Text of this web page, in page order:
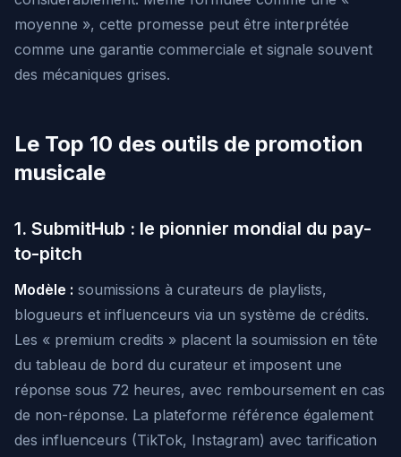
moyenne », cette promesse peut être interprétée
comme une garantie commerciale et signale souvent
des mécaniques grises.
Le Top 10 des outils de promotion
musicale
1. SubmitHub : le pionnier mondial du pay-
to-pitch
Modèle : soumissions à curateurs de playlists,
blogueurs et influenceurs via un système de crédits.
Les « premium credits » placent la soumission en tête
du tableau de bord du curateur et imposent une
réponse sous 72 heures, avec remboursement en cas
de non-réponse. La plateforme référence également
des influenceurs (TikTok, Instagram) avec tarification